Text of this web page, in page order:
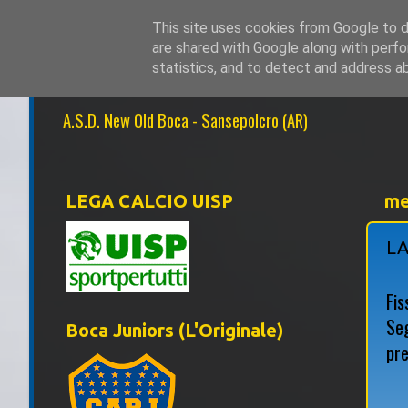
NEW OLD BOCA
A.S.D. New Old Boca - Sansepolcro (AR)
LEGA CALCIO UISP
Boca Juniors (L'Originale)
This site uses cookies from Google to
are shared with Google along with
statistics, and to detect and address